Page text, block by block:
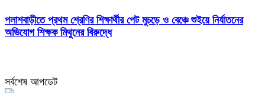
পলাশবাড়ীতে প্রথম শ্রেণির শিক্ষার্থীর পেট মুচড়ে ও বেঞ্চে শুইয়ে নির্যাতনের
অভিযোগ শিক্ষক মিথুনের বিরুদ্ধে
সর্বশেষ আপডেট